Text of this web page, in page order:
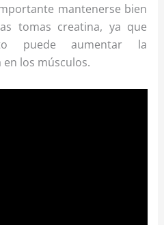
mantenerse bien
tomas creatina, ya que
puede aumentar la
los músculos.